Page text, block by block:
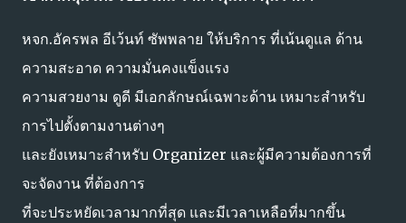
หจก.อัครพล อีเว้นท์ ซัพพลาย ให้บริการ ที่เน้นดูแล ด้าน
ความสะอาด ความมั่นคงแข็งแรง
ความสวยงาม ดูดี มีเอกลักษณ์เฉพาะด้าน เหมาะสำหรับ
การไปตั้งตามงานต่างๆ
และยังเหมาะสำหรับ Organizer และผู้มีความต้องการที่
จะจัดงาน ที่ต้องการ
ที่จะประหยัดเวลามากที่สุด และมีเวลาเหลือที่มากขึ้น